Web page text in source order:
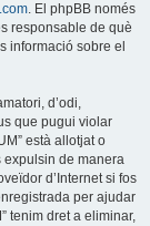
. El phpBB només
responsable de què
informació sobre el
d’odi,
que pugui violar
està allotjat o
expulsin de manera
d’Internet si fos
per ajudar
tenim dret a eliminar,